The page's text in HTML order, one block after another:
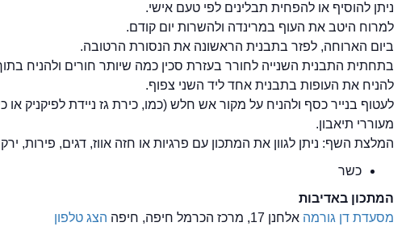
ניתן להוסיף או להפחית תבלינים לפי טעם אישי.
למרוח היטב את העוף במרינדה ולהשרות יום קודם.
ביום הארוחה, לפזר בתבנית הראשונה את הנסורת הרטובה.
בתחתית התבנית השנייה לחורר בעזרת סכין כמה שיותר חורים ולהניח
להניח את העופות בתבנית אחד ליד השני צפוף.
מעוררי תיאבון.
המלצת השף: ניתן לגוון את המתכון עם פרגיות או חזה אווז, דגים, פירות,
כשר
המתכון באדיבות
מסעדת דן גורמה אלחנן 17, מרכז הכרמל חיפה, חיפה הצג טלפון